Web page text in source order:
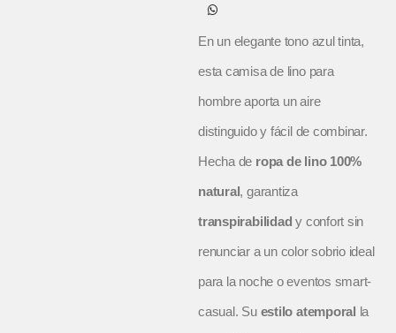
En un elegante tono azul tinta,
esta camisa de lino para
hombre aporta un aire
distinguido y fácil de combinar.
Hecha de ropa de lino 100%
natural, garantiza
transpirabilidad y confort sin
renunciar a un color sobrio ideal
para la noche o eventos smart-
casual. Su estilo atemporal la